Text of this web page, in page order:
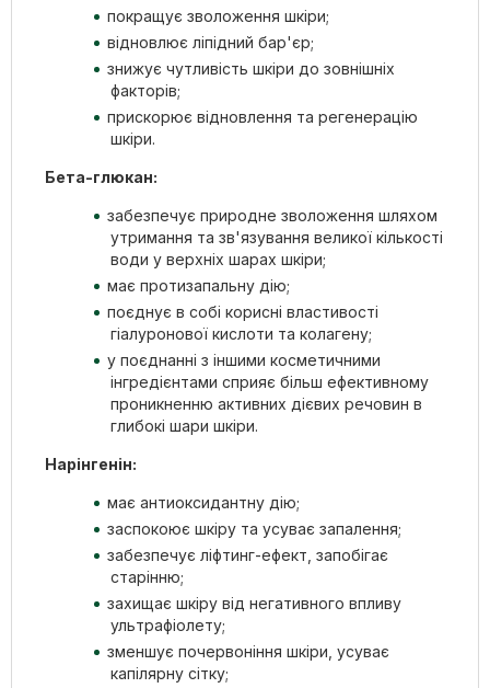
покращує зволоження шкіри;
відновлює ліпідний бар'єр;
знижує чутливість шкіри до зовнішніх
факторів;
прискорює відновлення та регенерацію
шкіри.
Бета-глюкан:
забезпечує природне зволоження шляхом
утримання та зв'язування великої кількості
води у верхніх шарах шкіри;
має протизапальну дію;
поєднує в собі корисні властивості
гіалуронової кислоти та колагену;
у поєднанні з іншими косметичними
інгредієнтами сприяє більш ефективному
проникненню активних дієвих речовин в
глибокі шари шкіри.
Нарінгенін:
має антиоксидантну дію;
заспокоює шкіру та усуває запалення;
забезпечує ліфтинг-ефект, запобігає
старінню;
захищає шкіру від негативного впливу
ультрафіолету;
зменшує почервоніння шкіри, усуває
капілярну сітку;